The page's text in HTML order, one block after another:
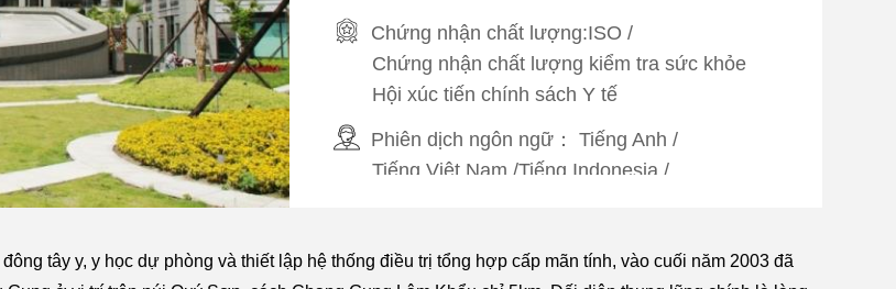
Chứng nhận chất lượng:ISO /
Chứng nhận chất lượng kiểm tra sức khỏe
Hội xúc tiến chính sách Y tế
Phiên dịch ngôn ngữ： Tiếng Anh /
Tiếng Việt Nam /Tiếng Indonesia /
Phục vụ sinh hoạt： Làm giúp visa
tây y, y học dự phòng và thiết lập hệ thống điều trị tổng hợp cấp mãn tính, vào cuối năm 2003 đã